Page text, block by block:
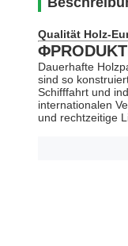
Qualität Holz-
Dauerhafte
sind so
Schifffahrt und
internationalen
und rechtzeitige